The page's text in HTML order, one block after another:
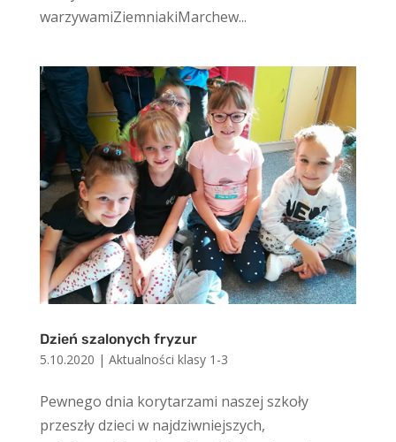
warzywamiZiemniakiMarchew...
Dzień szalonych fryzur
5.10.2020 | Aktualności klasy 1-3
Pewnego dnia korytarzami naszej szkoły
przeszły dzieci w najdziwniejszych,